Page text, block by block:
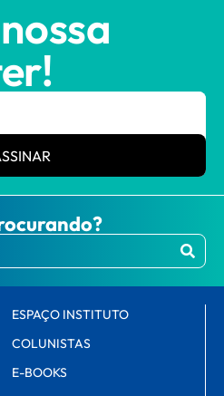
ESPAÇO INSTITUTO
COLUNISTAS
E-BOOKS